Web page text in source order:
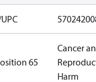
65
Cancer
Harm